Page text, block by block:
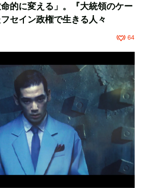
命的に変える」。『大統領のケー
セイン政権で生きる人々
64